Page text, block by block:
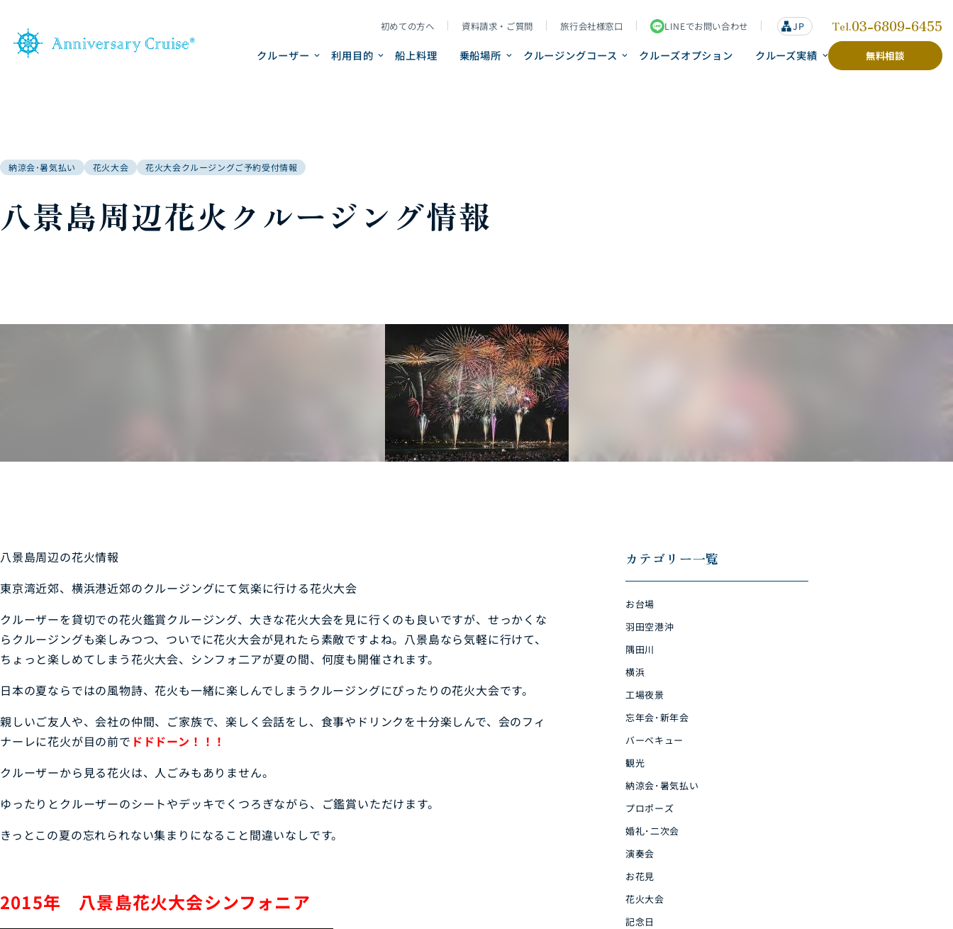
初めての方へ 資料請求・ご質問 旅行会社様窓口 LINEでお問い合わせ
lan
g
u
a
JP Tel.03-6809-6455
クルーザー 利用目的 船上料理 乗船場所 クルージングコース クルーズオプション クルーズ実績 無料相談
納涼会･暑気払い 花火大会 花火大会クルージングご予約受付情報
八景島周辺花火クルージング情報
八景島周辺の花火情報
東京湾近郊、横浜港近郊のクルージングにて気楽に行ける花火大会
クルーザーを貸切での花火鑑賞クルージング、大きな花火大会を見に行くのも良いですが、せっかくな
らクルージングも楽しみつつ、ついでに花火大会が見れたら素敵ですよね。八景島なら気軽に行けて、
ちょっと楽しめてしまう花火大会、シンフォ二アが夏の間、何度も開催されます。
日本の夏ならではの風物詩、花火も一緒に楽しんでしまうクルージングにぴったりの花火大会です。
親しいご友人や、会社の仲間、ご家族で、楽しく会話をし、食事やドリンクを十分楽しんで、会のフィ
ナーレに花火が目の前で ドドドーン！！！
クルーザーから見る花火は、人ごみもありません。
ゆったりとクルーザーのシートやデッキでくつろぎながら、ご鑑賞いただけます。
きっとこの夏の忘れられない集まりになること間違いなしです。
2015年 八景島花火大会シンフォニア
カテゴリー一覧
お台場
羽田空港沖
隅田川
横浜
工場夜景
忘年会･新年会
バーベキュー
観光
納涼会･暑気払い
プロポーズ
婚礼･二次会
演奏会
お花見
花火大会
記念日